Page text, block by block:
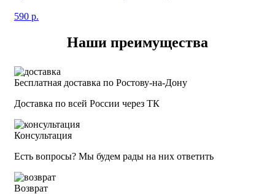
590 р.
Наши преимущества
Бесплатная доставка по Ростову-на-Дону
Доставка по всей России через ТК
Консультация
Есть вопросы? Мы будем рады на них ответить
Возврат